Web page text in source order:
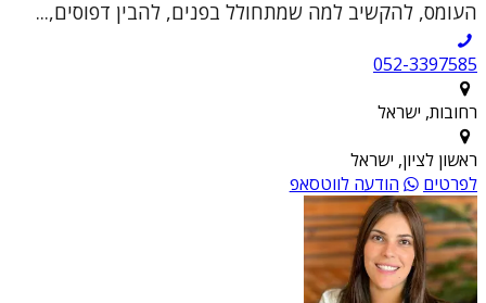
העומס, להקשיב למה שמתחולל בפנים, להבין דפוסים,...
052-3397585
רחובות, ישראל
ראשון לציון, ישראל
לפרטים
הודעה לווטסאפ